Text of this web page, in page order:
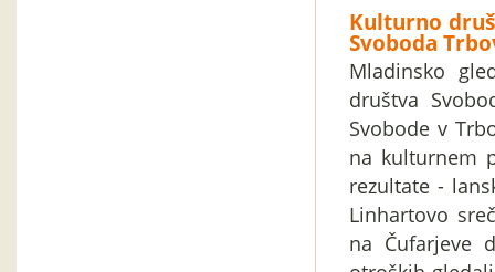
Kulturno
Svoboda
Mladinsko
društva
Svobode v
na kulturnem
rezultate -
Linhartovo
na Čufarjeve